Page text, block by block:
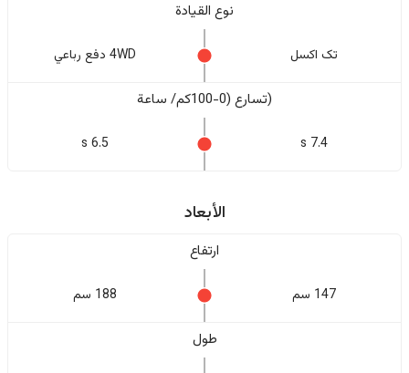
نوع القيادة
تک اکسل 4WD دفع رباعي
(تسارع (0-100كم/ ساعة
7.4 s
6.5 s
الأبعاد
ارتفاع
147 سم 188 سم
طول